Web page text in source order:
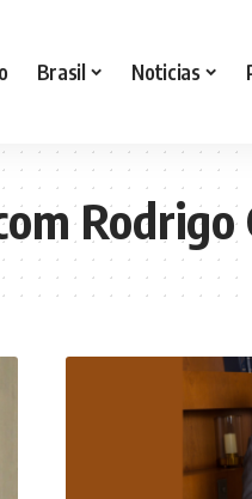
Brasil Noticias